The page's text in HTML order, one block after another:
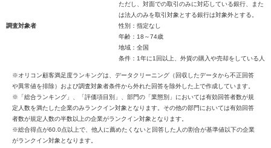
ただし、対面での取引のみに対応している銀行、また
は法人のみを取引対象とする銀行は対象外とする。
調査対象者
性別：指定なし
年齢：18～74歳
地域：全国
条件：1年に1回以上、外貨の購入や売却をしている人
※オリコン顧客満足度ランキングは、データクリーニング（回収したデータから不正回答
や異常値を排除）および調査対象者条件から外れた回答を除外した上で作成しています。
※「総合ランキング」、「評価項目別」、部門の「業態別」においては有効回答者数が規
定人数を満たした企業のみランクイン対象となります。その他の部門においては有効回答
者数が規定人数の半数以上の企業がランクイン対象となります。
※総合得点が60.0点以上で、他人に薦めたくないと回答した人の割合が基準値以下の企業
がランクイン対象となります。